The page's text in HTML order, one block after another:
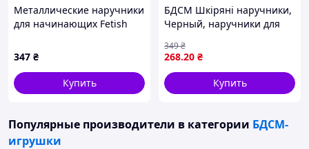
Металлические наручники
для начинающих Fetish
Metal Cuffs
347 ₴
Купить
БДСМ Шкіряні наручники,
Черный, наручники для
бондажа, БДСМ аксессуар,
товар для бондажа
268.20 ₴
349₴
Купить
Популярные производители в категории БДСМ-
игрушки